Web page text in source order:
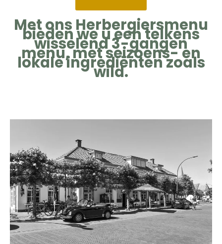
Met ons Herbergiersmenu
bieden we u een telkens
wisselend 3-gangen
menu, met seizoens- en
lokale ingrediënten zoals
wild.